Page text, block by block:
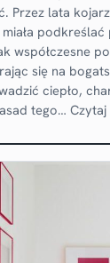
Przez lata
współczesne
się na
ciepło,
tego…